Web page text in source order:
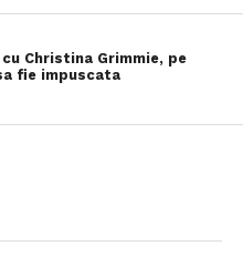
cu Christina Grimmie, pe
fie impuscata